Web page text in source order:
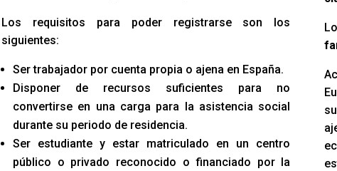
Los requisitos para poder registrarse son los
siguientes:
Ser trabajador por cuenta propia o ajena en España.
Disponer de recursos suficientes para no
convertirse en una carga para la asistencia social
durante su periodo de residencia.
Ser estudiante y estar matriculado en un centro
público o privado reconocido o financiado por la